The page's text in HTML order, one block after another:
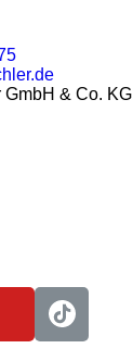
GmbH & Co. KG